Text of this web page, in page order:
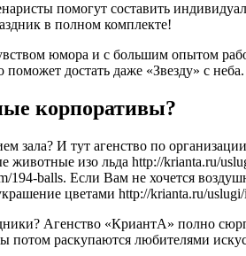
помогут составить
в полном комплекте!
юмора и с большим опытом
поможет достать даже «Звезду» с неба.
корпоративы?
зала? И тут агенство по
животные изо льда http://krianta.ru/
194-balls. Если Вам не хочется
цветами http://krianta.ru/
Агенство «КриантА» полно
потом раскупаются любителями